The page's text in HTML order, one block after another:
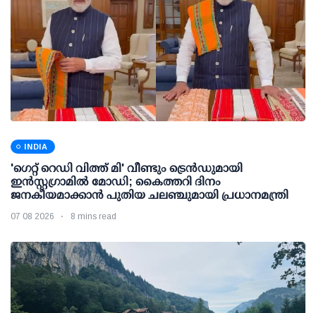
INDIA
'ഗെറ്റ് റെഡി വിത്ത് മി' വീണ്ടും ട്രെന്‍ഡുമായി
ഇന്‍സ്റ്റഗ്രാമില്‍ മോഡി; കൈത്തറി ദിനം
ജനകീയമാക്കാന്‍ പുതിയ ചലഞ്ചുമായി പ്രധാനമന്ത്രി
07 08 2026 8 mins read